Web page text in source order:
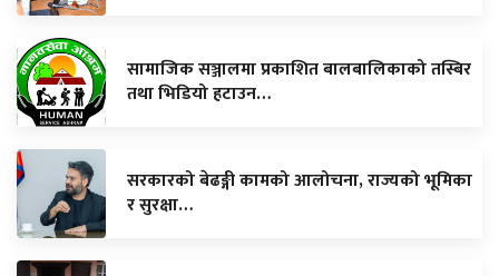
सामाजिक सञ्जालमा प्रकाशित बालबालिकाको तस्बिर
तथा भिडियो हटाउन…
सरकारको बेढङ्गी कामको आलोचना, राज्यको भूमिका
र सुरक्षा…